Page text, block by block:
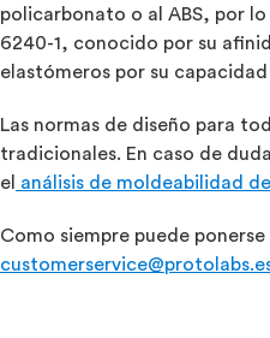
policarbonato o al ABS, por
6240-1, conocido por su
elastómeros por su
Las normas de diseño para
tradicionales. En caso de
el análisis de moldeabilidad
Como siempre puede